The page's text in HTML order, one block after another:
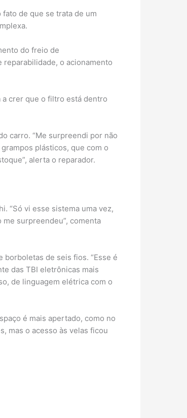
de que se trata de um
do freio de
o acionamento
crer que o filtro está dentro
carro. “Me surpreendi por não
plásticos, que com o
alerta o reparador.
“Só vi esse sistema uma vez,
surpreendeu”, comenta
borboletas de seis fios. “Esse é
das TBI eletrônicas mais
de linguagem elétrica com o
é mais apertado, como no
mas o acesso às velas ficou